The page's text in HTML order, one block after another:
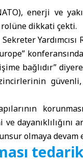
), enerji ve
rolüne dikkati çekti.
Yardımcısı
bağlıdır”
güvenli,
dayanıklılığını
olmaya